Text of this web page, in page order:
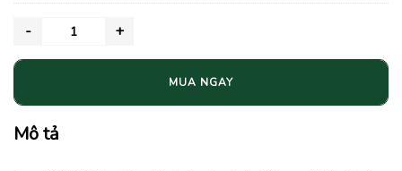
MUA NGAY
Mô tả